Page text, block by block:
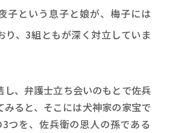
子という息子と娘が、梅子には
り、3組ともが深く対立していま
し、弁護士立ち会いのもとで佐兵
ると、そこには犬神家の家宝で
つを、佐兵衛の恩人の孫である